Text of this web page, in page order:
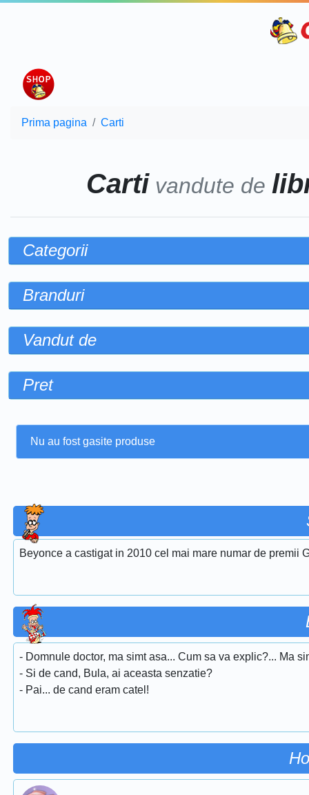
Prima pagina Carti
Cartivandute de
Categorii
Branduri
Vandut de
Pret
Nu au fost gasite produse
Beyonce a castigat in 2010 cel mai mare numar de premii
- Domnule doctor, ma simt asa... Cum sa va explic?... Ma
- Si de cand, Bula, ai aceasta senzatie?
- Pai... de cand eram catel!